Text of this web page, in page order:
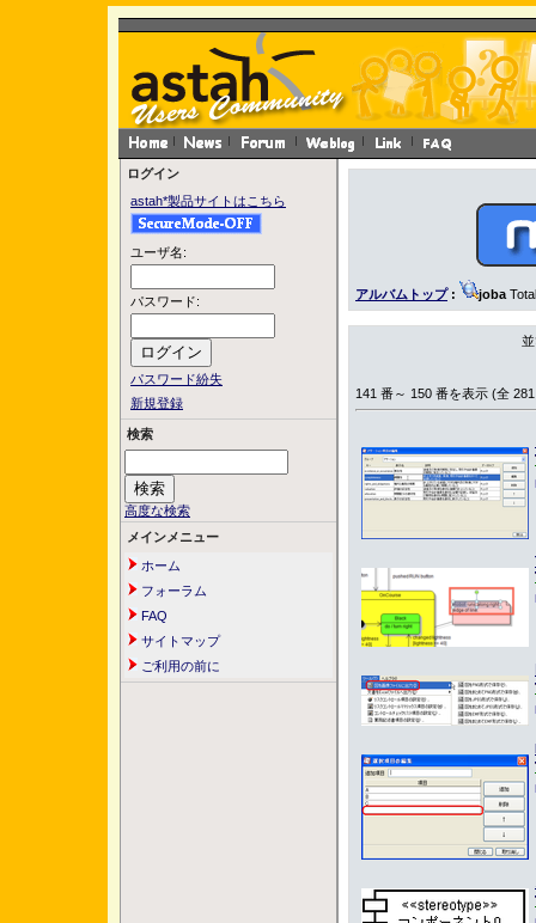
ログイン
astah*製品サイトはこちら
ユーザ名:
パスワード:
パスワード紛失
新規登録
検索
高度な検索
メインメニュー
ホーム
フォーラム
FAQ
サイトマップ
ご利用の前に
アルバムトップ: joba
141 番～ 150 番を表示 (全